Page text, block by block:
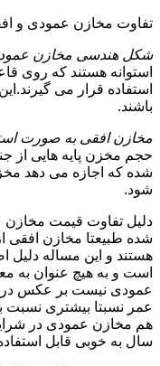
تفاوت مخازن عمودی و
شکل هندسی مخازن
استوانه هستند که روی
استفاده قرار می
باشند.
مخازن افقی به صورت
حجم مخزن پایه هایی از
شده که اجازه می دهد
شود.
دلیل تفاوت قیمت مخازن
شده طبیعتا مخازن
هستند و این مساله دلیل
است و به هیچ عنوان به
عمودی نیست بر عکس در
عمر نسبتا بیشتری
هم مخازن عمودی در
سال به خوبی قابل